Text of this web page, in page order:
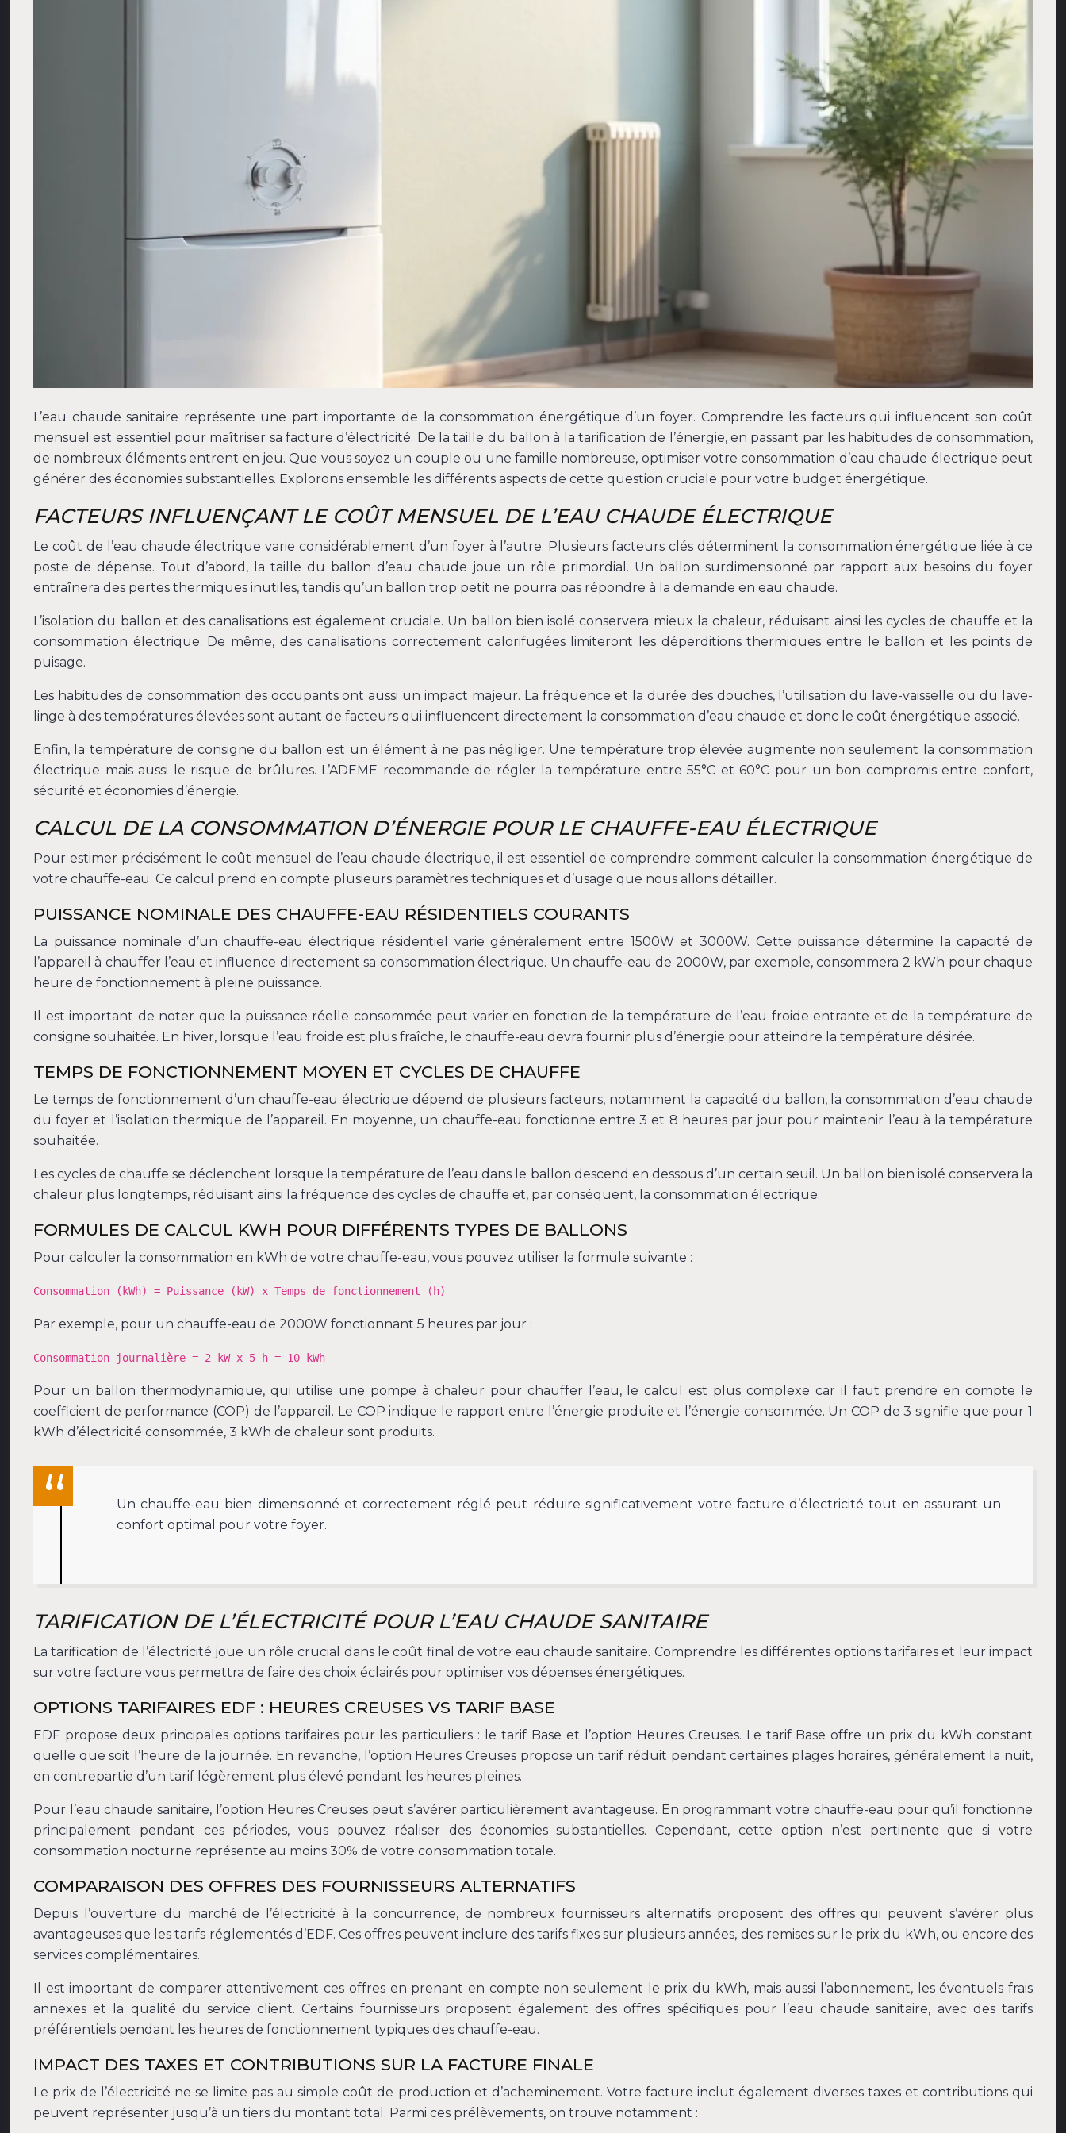
L’eau chaude sanitaire représente une part importante de la consommation énergétique d’un foyer. Comprendre les facteurs qui influencent son coût
mensuel est essentiel pour maîtriser sa facture d’électricité. De la taille du ballon à la tarification de l’énergie, en passant par les habitudes de consommation,
de nombreux éléments entrent en jeu. Que vous soyez un couple ou une famille nombreuse, optimiser votre consommation d’eau chaude électrique peut
générer des économies substantielles. Explorons ensemble les différents aspects de cette question cruciale pour votre budget énergétique.
FACTEURS INFLUENÇANT LE COÛT MENSUEL DE L’EAU CHAUDE ÉLECTRIQUE
Le coût de l’eau chaude électrique varie considérablement d’un foyer à l’autre. Plusieurs facteurs clés déterminent la consommation énergétique liée à ce
poste de dépense. Tout d’abord, la taille du ballon d’eau chaude joue un rôle primordial. Un ballon surdimensionné par rapport aux besoins du foyer
entraînera des pertes thermiques inutiles, tandis qu’un ballon trop petit ne pourra pas répondre à la demande en eau chaude.
L’isolation du ballon et des canalisations est également cruciale. Un ballon bien isolé conservera mieux la chaleur, réduisant ainsi les cycles de chauffe et la
consommation électrique. De même, des canalisations correctement calorifugées limiteront les déperditions thermiques entre le ballon et les points de
puisage.
Les habitudes de consommation des occupants ont aussi un impact majeur. La fréquence et la durée des douches, l’utilisation du lave-vaisselle ou du lave-
linge à des températures élevées sont autant de facteurs qui influencent directement la consommation d’eau chaude et donc le coût énergétique associé.
Enfin, la température de consigne du ballon est un élément à ne pas négliger. Une température trop élevée augmente non seulement la consommation
électrique mais aussi le risque de brûlures. L’ADEME recommande de régler la température entre 55°C et 60°C pour un bon compromis entre confort,
sécurité et économies d’énergie.
CALCUL DE LA CONSOMMATION D’ÉNERGIE POUR LE CHAUFFE-EAU ÉLECTRIQUE
Pour estimer précisément le coût mensuel de l’eau chaude électrique, il est essentiel de comprendre comment calculer la consommation énergétique de
votre chauffe-eau. Ce calcul prend en compte plusieurs paramètres techniques et d’usage que nous allons détailler.
PUISSANCE NOMINALE DES CHAUFFE-EAU RÉSIDENTIELS COURANTS
La puissance nominale d’un chauffe-eau électrique résidentiel varie généralement entre 1500W et 3000W. Cette puissance détermine la capacité de
l’appareil à chauffer l’eau et influence directement sa consommation électrique. Un chauffe-eau de 2000W, par exemple, consommera 2 kWh pour chaque
heure de fonctionnement à pleine puissance.
Il est important de noter que la puissance réelle consommée peut varier en fonction de la température de l’eau froide entrante et de la température de
consigne souhaitée. En hiver, lorsque l’eau froide est plus fraîche, le chauffe-eau devra fournir plus d’énergie pour atteindre la température désirée.
TEMPS DE FONCTIONNEMENT MOYEN ET CYCLES DE CHAUFFE
Le temps de fonctionnement d’un chauffe-eau électrique dépend de plusieurs facteurs, notamment la capacité du ballon, la consommation d’eau chaude
du foyer et l’isolation thermique de l’appareil. En moyenne, un chauffe-eau fonctionne entre 3 et 8 heures par jour pour maintenir l’eau à la température
souhaitée.
Les cycles de chauffe se déclenchent lorsque la température de l’eau dans le ballon descend en dessous d’un certain seuil. Un ballon bien isolé conservera la
chaleur plus longtemps, réduisant ainsi la fréquence des cycles de chauffe et, par conséquent, la consommation électrique.
FORMULES DE CALCUL KWH POUR DIFFÉRENTS TYPES DE BALLONS
Pour calculer la consommation en kWh de votre chauffe-eau, vous pouvez utiliser la formule suivante :
Consommation (kWh) = Puissance (kW) x Temps de fonctionnement (h)
Par exemple, pour un chauffe-eau de 2000W fonctionnant 5 heures par jour :
Consommation journalière = 2 kW x 5 h = 10 kWh
Pour un ballon thermodynamique, qui utilise une pompe à chaleur pour chauffer l’eau, le calcul est plus complexe car il faut prendre en compte le
coefficient de performance (COP) de l’appareil. Le COP indique le rapport entre l’énergie produite et l’énergie consommée. Un COP de 3 signifie que pour 1
kWh d’électricité consommée, 3 kWh de chaleur sont produits.
Un chauffe-eau bien dimensionné et correctement réglé peut réduire significativement votre facture d’électricité tout en assurant un
confort optimal pour votre foyer.
TARIFICATION DE L’ÉLECTRICITÉ POUR L’EAU CHAUDE SANITAIRE
La tarification de l’électricité joue un rôle crucial dans le coût final de votre eau chaude sanitaire. Comprendre les différentes options tarifaires et leur impact
sur votre facture vous permettra de faire des choix éclairés pour optimiser vos dépenses énergétiques.
OPTIONS TARIFAIRES EDF : HEURES CREUSES VS TARIF BASE
EDF propose deux principales options tarifaires pour les particuliers : le tarif Base et l’option Heures Creuses. Le tarif Base offre un prix du kWh constant
quelle que soit l’heure de la journée. En revanche, l’option Heures Creuses propose un tarif réduit pendant certaines plages horaires, généralement la nuit,
en contrepartie d’un tarif légèrement plus élevé pendant les heures pleines.
Pour l’eau chaude sanitaire, l’option Heures Creuses peut s’avérer particulièrement avantageuse. En programmant votre chauffe-eau pour qu’il fonctionne
principalement pendant ces périodes, vous pouvez réaliser des économies substantielles. Cependant, cette option n’est pertinente que si votre
consommation nocturne représente au moins 30% de votre consommation totale.
COMPARAISON DES OFFRES DES FOURNISSEURS ALTERNATIFS
Depuis l’ouverture du marché de l’électricité à la concurrence, de nombreux fournisseurs alternatifs proposent des offres qui peuvent s’avérer plus
avantageuses que les tarifs réglementés d’EDF. Ces offres peuvent inclure des tarifs fixes sur plusieurs années, des remises sur le prix du kWh, ou encore des
services complémentaires.
Il est important de comparer attentivement ces offres en prenant en compte non seulement le prix du kWh, mais aussi l’abonnement, les éventuels frais
annexes et la qualité du service client. Certains fournisseurs proposent également des offres spécifiques pour l’eau chaude sanitaire, avec des tarifs
préférentiels pendant les heures de fonctionnement typiques des chauffe-eau.
IMPACT DES TAXES ET CONTRIBUTIONS SUR LA FACTURE FINALE
Le prix de l’électricité ne se limite pas au simple coût de production et d’acheminement. Votre facture inclut également diverses taxes et contributions qui
peuvent représenter jusqu’à un tiers du montant total. Parmi ces prélèvements, on trouve notamment :